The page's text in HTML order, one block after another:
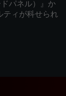
ドパネル）』か
ティが科せられ